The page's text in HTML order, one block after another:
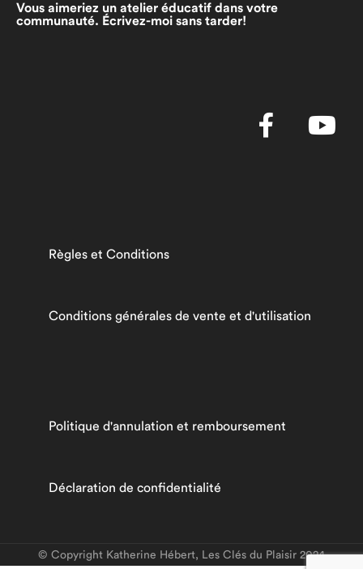
Vous aimeriez un atelier éducatif dans votre
communauté. Écrivez-moi sans tarder!
Règles et Conditions
Conditions générales de vente et d'utilisation
Politique d'annulation et remboursement
Déclaration de confidentialité
© Copyright Katherine Hébert, Les Clés du Plaisir 2024